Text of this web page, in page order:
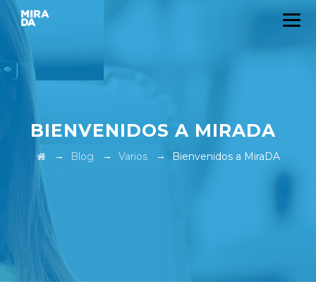
BIENVENIDOS A MIRADA
→ Blog → Varios→ Bienvenidos a MiraDA